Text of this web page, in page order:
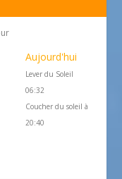
Aujourd'hui
Lever du Soleil
06:32
Coucher du soleil à
20:40